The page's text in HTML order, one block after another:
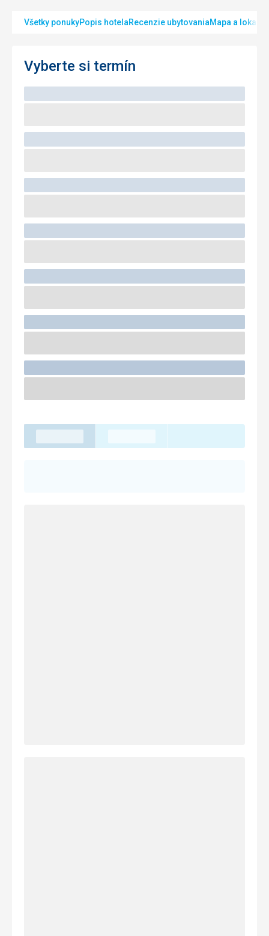
Všetky ponukyPopis hotelaRecenzie ubytovaniaMapa a lokalita
Vyberte si termín